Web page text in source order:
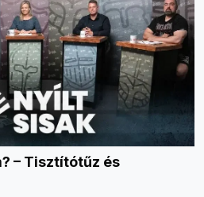
– Tisztítótűz és